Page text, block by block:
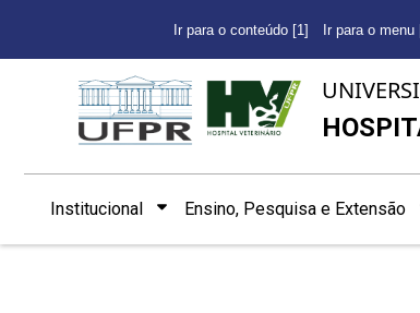
Ir para o conteúdo [1] Ir para o menu
Institucional Ensino, Pesquisa e Extensão